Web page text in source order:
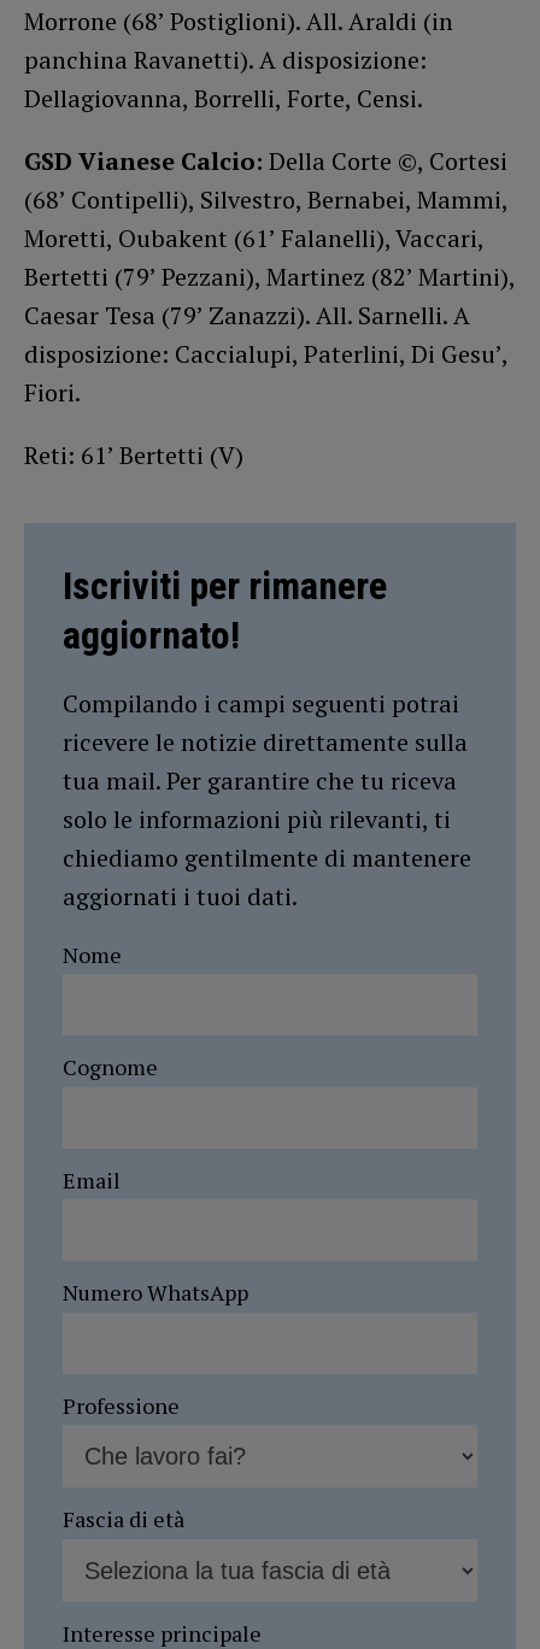
Morrone (68’ Postiglioni). All. Araldi (in
panchina Ravanetti). A disposizione:
Dellagiovanna, Borrelli, Forte, Censi.
GSD Vianese Calcio: Della Corte ©, Cortesi
(68’ Contipelli), Silvestro, Bernabei, Mammi,
Moretti, Oubakent (61’ Falanelli), Vaccari,
Bertetti (79’ Pezzani), Martinez (82’ Martini),
Caesar Tesa (79’ Zanazzi). All. Sarnelli. A
disposizione: Caccialupi, Paterlini, Di Gesu’,
Fiori.
Reti: 61’ Bertetti (V)
Iscriviti per rimanere
aggiornato!
Compilando i campi seguenti potrai
ricevere le notizie direttamente sulla
tua mail. Per garantire che tu riceva
solo le informazioni più rilevanti, ti
chiediamo gentilmente di mantenere
aggiornati i tuoi dati.
Nome
Cognome
Email
Numero WhatsApp
Professione
Fascia di età
Interesse principale